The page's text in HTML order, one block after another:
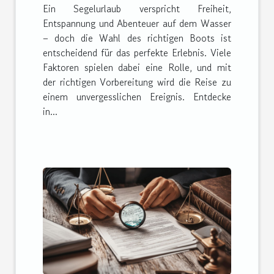
Segelurlaub?
Ein Segelurlaub verspricht Freiheit,
Entspannung und Abenteuer auf dem Wasser
– doch die Wahl des richtigen Boots ist
entscheidend für das perfekte Erlebnis. Viele
Faktoren spielen dabei eine Rolle, und mit
der richtigen Vorbereitung wird die Reise zu
einem unvergesslichen Ereignis. Entdecke
in...